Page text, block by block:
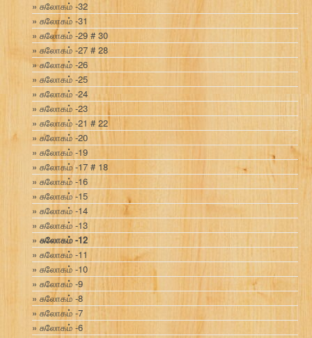
சுலோகம் -32
சுலோகம் -31
சுலோகம் -29 # 30
சுலோகம் -27 # 28
சுலோகம் -26
சுலோகம் -25
சுலோகம் -24
சுலோகம் -23
சுலோகம் -21 # 22
சுலோகம் -20
சுலோகம் -19
சுலோகம் -17 # 18
சுலோகம் -16
சுலோகம் -15
சுலோகம் -14
சுலோகம் -13
சுலோகம் -12
சுலோகம் -11
சுலோகம் -10
சுலோகம் -9
சுலோகம் -8
சுலோகம் -7
சுலோகம் -6